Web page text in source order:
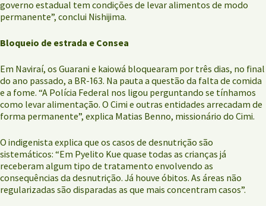
governo estadual tem condições de levar alimentos de modo
permanente”, conclui Nishijima.
Bloqueio de estrada e Consea
Em Naviraí, os Guarani e kaiowá bloquearam por três dias, no final
do ano passado, a BR-163. Na pauta a questão da falta de comida
e a fome. “A Polícia Federal nos ligou perguntando se tínhamos
como levar alimentação. O Cimi e outras entidades arrecadam de
forma permanente”, explica Matias Benno, missionário do Cimi.
O indigenista explica que os casos de desnutrição são
sistemáticos: “Em Pyelito Kue quase todas as crianças já
receberam algum tipo de tratamento envolvendo as
consequências da desnutrição. Já houve óbitos. As áreas não
regularizadas são disparadas as que mais concentram casos”.